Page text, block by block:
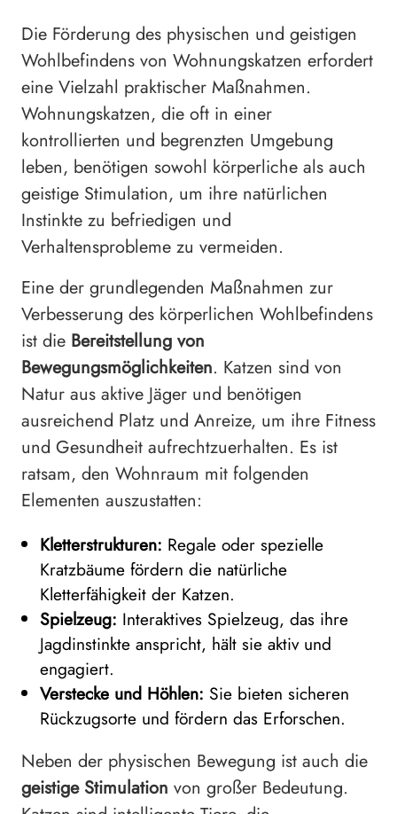
Die Förderung des physischen und geistigen
Wohlbefindens von Wohnungskatzen erfordert
eine Vielzahl praktischer Maßnahmen.
Wohnungskatzen, die oft in einer
kontrollierten und begrenzten Umgebung
leben, benötigen sowohl körperliche als auch
geistige Stimulation, um ihre natürlichen
Instinkte zu befriedigen und
Verhaltensprobleme zu vermeiden.
Eine der grundlegenden Maßnahmen zur
Verbesserung des körperlichen Wohlbefindens
ist die Bereitstellung von
Bewegungsmöglichkeiten. Katzen sind von
Natur aus aktive Jäger und benötigen
ausreichend Platz und Anreize, um ihre Fitness
und Gesundheit aufrechtzuerhalten. Es ist
ratsam, den Wohnraum mit folgenden
Elementen auszustatten:
Kletterstrukturen: Regale oder spezielle
Kratzbäume fördern die natürliche
Kletterfähigkeit der Katzen.
Spielzeug: Interaktives Spielzeug, das ihre
Jagdinstinkte anspricht, hält sie aktiv und
engagiert.
Verstecke und Höhlen: Sie bieten sicheren
Rückzugsorte und fördern das Erforschen.
Neben der physischen Bewegung ist auch die
geistige Stimulation von großer Bedeutung.